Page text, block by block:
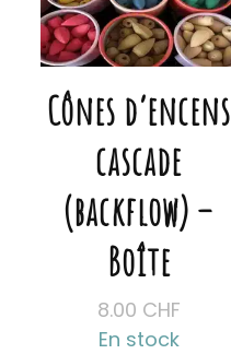
Cônes d’encens
cascade
(backflow) –
Boîte
8.00 CHF
En stock